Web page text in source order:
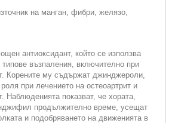
на манган, фибри, желязо,
антиоксидант, който се използва
типове възпаления, включително при
Корените му съдържат джинджероли,
при лечението на остеоартрит и
Наблюденията показват, че хората,
продължително време, усещат
и подобряването на движенията в